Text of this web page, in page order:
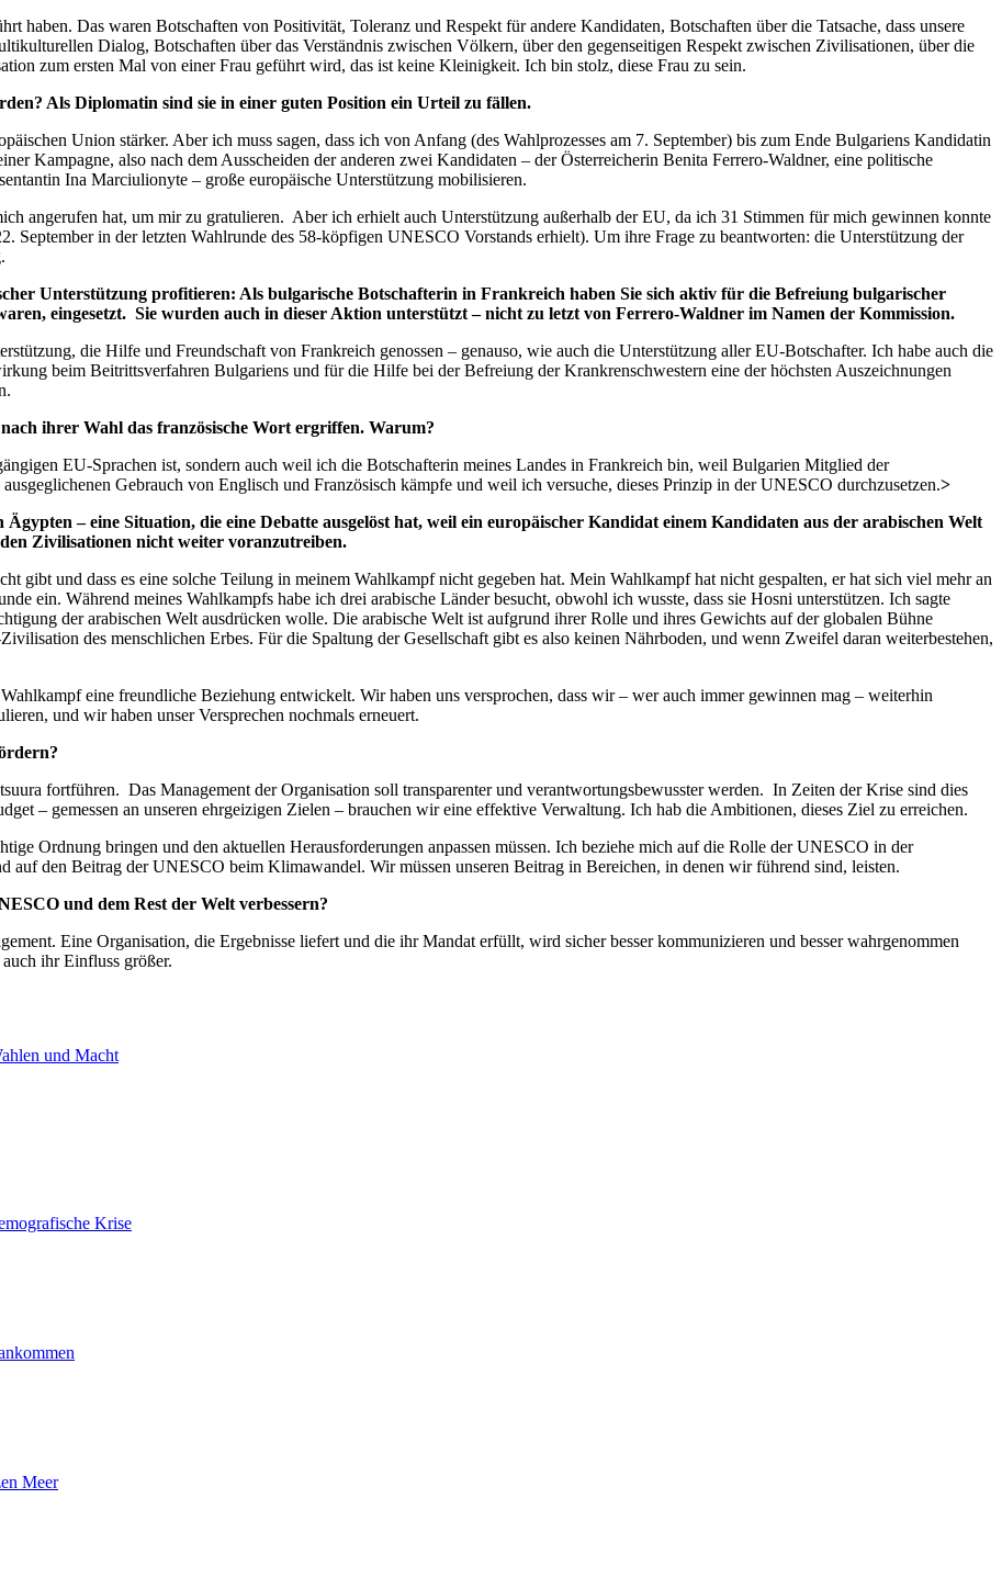
haben. Das waren Botschaften von Positivität, Toleranz und Respekt für andere Kandidaten, Botschaften über die Tatsache, dass unsere
Dialog, Botschaften über das Verständnis zwischen Völkern, über den gegenseitigen Respekt zwischen Zivilisationen, über die
zum ersten Mal von einer Frau geführt wird, das ist keine Kleinigkeit. Ich bin stolz, diese Frau zu sein.
Als Diplomatin sind sie in einer guten Position ein Urteil zu fällen.
Union stärker. Aber ich muss sagen, dass ich von Anfang (des Wahlprozesses am 7. September) bis zum Ende Bulgariens Kandidatin
Kampagne, also nach dem Ausscheiden der anderen zwei Kandidaten – der Österreicherin Benita Ferrero-Waldner, eine politische
Ina Marciulionyte – große europäische Unterstützung mobilisieren.
angerufen hat, um mir zu gratulieren. Aber ich erhielt auch Unterstützung außerhalb der EU, da ich 31 Stimmen für mich gewinnen konnte
September in der letzten Wahlrunde des 58-köpfigen UNESCO Vorstands erhielt). Um ihre Frage zu beantworten: die Unterstützung der
Unterstützung profitieren: Als bulgarische Botschafterin in Frankreich haben Sie sich aktiv für die Befreiung bulgarischer
eingesetzt. Sie wurden auch in dieser Aktion unterstützt – nicht zu letzt von Ferrero-Waldner im Namen der Kommission.
die Hilfe und Freundschaft von Frankreich genossen – genauso, wie auch die Unterstützung aller EU-Botschafter. Ich habe auch die
beim Beitrittsverfahren Bulgariens und für die Hilfe bei der Befreiung der Krankrenschwestern eine der höchsten Auszeichnungen
ihrer Wahl das französische Wort ergriffen. Warum?
EU-Sprachen ist, sondern auch weil ich die Botschafterin meines Landes in Frankreich bin, weil Bulgarien Mitglied der
Gebrauch von Englisch und Französisch kämpfe und weil ich versuche, dieses Prinzip in der UNESCO durchzusetzen.>
– eine Situation, die eine Debatte ausgelöst hat, weil ein europäischer Kandidat einem Kandidaten aus der arabischen Welt
Zivilisationen nicht weiter voranzutreiben.
gibt und dass es eine solche Teilung in meinem Wahlkampf nicht gegeben hat. Mein Wahlkampf hat nicht gespalten, er hat sich viel mehr an
ein. Während meines Wahlkampfs habe ich drei arabische Länder besucht, obwohl ich wusste, dass sie Hosni unterstützen. Ich sagte
der arabischen Welt ausdrücken wolle. Die arabische Welt ist aufgrund ihrer Rolle und ihres Gewichts auf der globalen Bühne
des menschlichen Erbes. Für die Spaltung der Gesellschaft gibt es also keinen Nährboden, und wenn Zweifel daran weiterbestehen,
eine freundliche Beziehung entwickelt. Wir haben uns versprochen, dass wir – wer auch immer gewinnen mag – weiterhin
und wir haben unser Versprechen nochmals erneuert.
fortführen. Das Management der Organisation soll transparenter und verantwortungsbewusster werden. In Zeiten der Krise sind dies
– gemessen an unseren ehrgeizigen Zielen – brauchen wir eine effektive Verwaltung. Ich hab die Ambitionen, dieses Ziel zu erreichen.
Ordnung bringen und den aktuellen Herausforderungen anpassen müssen. Ich beziehe mich auf die Rolle der UNESCO in der
auf den Beitrag der UNESCO beim Klimawandel. Wir müssen unseren Beitrag in Bereichen, in denen wir führend sind, leisten.
und dem Rest der Welt verbessern?
Eine Organisation, die Ergebnisse liefert und die ihr Mandat erfüllt, wird sicher besser kommunizieren und besser wahrgenommen
ihr Einfluss größer.
und Macht
Krise
Meer